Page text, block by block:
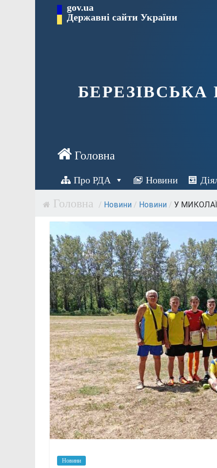
Перейти gov.ua
Державні сайти України
Про РДА Новини
/ Новини / Новини / У
Новини